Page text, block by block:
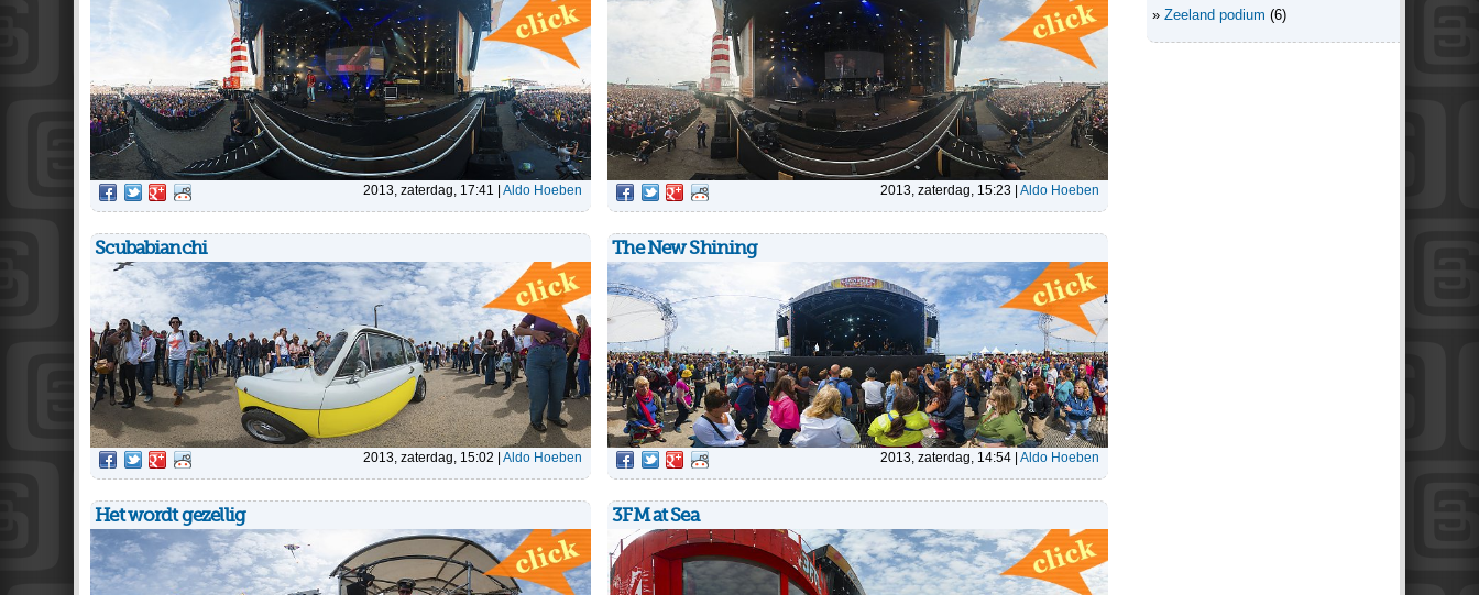
2013, zaterdag, 17:41 | Aldo Hoeben 2013, zaterdag, 15:23 | Aldo Hoeben
Scubabianchi
2013, zaterdag, 15:02 | Aldo Hoeben
The New Shining
2013, zaterdag, 14:54 | Aldo Hoeben
Het wordt gezellig 3FM at Sea
Zeeland podium (6)